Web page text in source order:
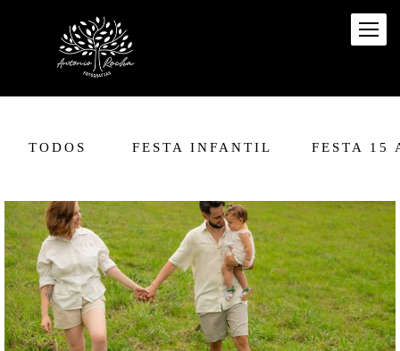
TODOS FESTA INFANTIL FESTA 15